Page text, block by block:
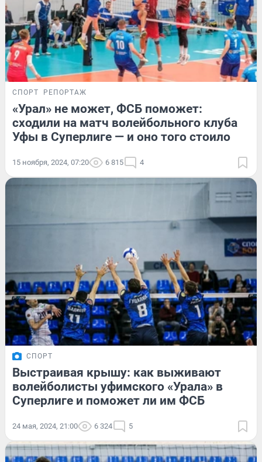
СПОРТ РЕПОРТАЖ
«Урал» не может, ФСБ поможет:
сходили на матч волейбольного клуба
Уфы в Суперлиге — и оно того стоило
15 ноября, 2024, 07:20 6 815 4
СПОРТ
Выстраивая крышу: как выживают
волейболисты уфимского «Урала» в
Суперлиге и поможет ли им ФСБ
24 мая, 2024, 21:00 6 324 5